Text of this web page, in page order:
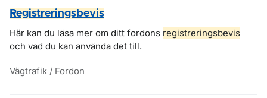
Registreringsbevis
Här kan du läsa mer om ditt fordons registreringsbevis
och vad du kan använda det till.
Vägtrafik / Fordon